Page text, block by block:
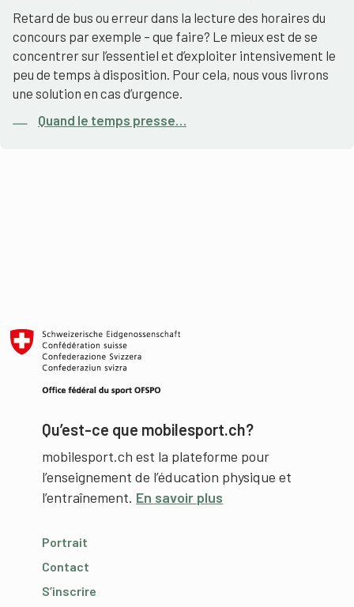
Retard de bus ou erreur dans la lecture des horaires du
concours par exemple – que faire? Le mieux est de se
concentrer sur l’essentiel et d’exploiter intensivement le
peu de temps à disposition. Pour cela, nous vous livrons
une solution en cas d’urgence.
Quand le temps presse…
Qu’est-ce que mobilesport.ch?
mobilesport.ch est la plateforme pour
l’enseignement de l’éducation physique et
l’entraînement. En savoir plus
Portrait
Contact
S’inscrire